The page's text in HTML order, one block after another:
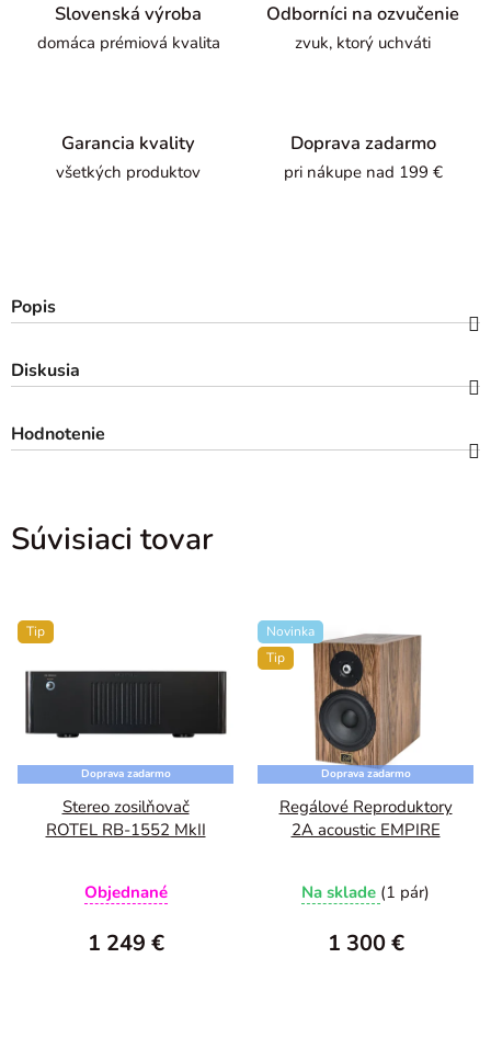
Slovenská výroba
domáca prémiová kvalita
Odborníci na ozvučenie
zvuk, ktorý uchváti
Garancia kvality
všetkých produktov
Doprava zadarmo
pri nákupe nad 199 €
Popis
Diskusia
Hodnotenie
Súvisiaci tovar
Tip
Doprava zadarmo
Stereo zosilňovač
ROTEL RB-1552 MkII
Objednané
1 249 €
Novinka
Tip
Doprava zadarmo
Regálové Reproduktory
2A acoustic EMPIRE
hodnotenie
produktu
je
Na sklade (1 pár)
1 300 €